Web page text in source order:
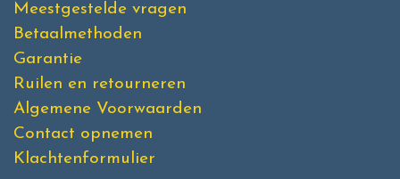
Meestgestelde vragen
Betaalmethoden
Garantie
Ruilen en retourneren
Algemene Voorwaarden
Contact opnemen
Klachtenformulier